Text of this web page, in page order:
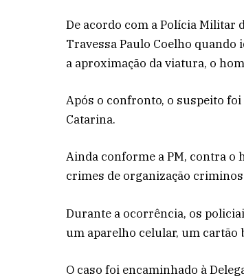
De acordo com a Polícia Militar
Travessa Paulo Coelho
a aproximação da viatura, o
Após o confronto, o suspeito
Catarina.
Ainda conforme a PM, contra o
crimes de organização
Durante a ocorrência, os
um aparelho celular, um cartão
O caso foi encaminhado à